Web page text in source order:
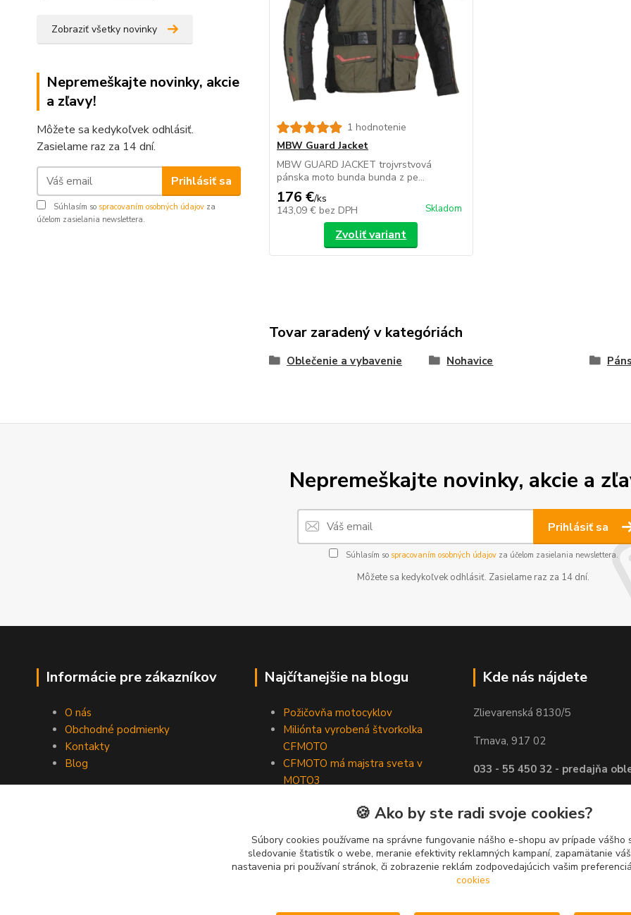
Zobraziť všetky novinky
Nepremeškajte novinky, akcie
a zľavy!
Môžete sa kedykoľvek odhlásiť.
Zasielame raz za 14 dní.
Prihlásiť sa
Súhlasím so spracovaním osobných údajov za
účelom zasielania newslettera.
1 hodnotenie
MBW Guard Jacket
MBW GUARD JACKET trojvrstvová
pánska moto bunda bunda z pe...
176 €/ks
143,09 € bez DPH Skladom
Zvoliť variant
Tovar zaradený v kategóriách
Oblečenie a vybavenie Nohavice
Nepremeškajte novinky, akcie a
Prihlásiť sa
Súhlasím so spracovaním osobných údajovza účelom zasielania newslettera.
Môžete sa kedykoľvek odhlásiť. Zasielame raz za 14 dní.
Informácie pre zákazníkov
O nás
Obchodné podmienky
Kontakty
Blog
Najčítanejšie na blogu
Požičovňa motocyklov
Miliónta vyrobená štvorkolka
CFMOTO
CFMOTO má majstra sveta v
MOTO3
Kde nás nájdete
Zlievarenská 8130/5
Trnava, 917 02
033 - 55 450 32 - predajňa
štvorkolky
033 - 55 450 90 - servis
viac info vKONTAKTY
🍪 Ako by ste radi svoje cookies?
Súbory cookies používame na správne fungovanie nášho e-shopu av prípade vášho
sledovanie štatistík o webe, meranie efektivity reklamných kampaní, zapamätanie
nastavenia pri používaní stránok, či zobrazenie reklám zodpovedajúcich vašim
cookies